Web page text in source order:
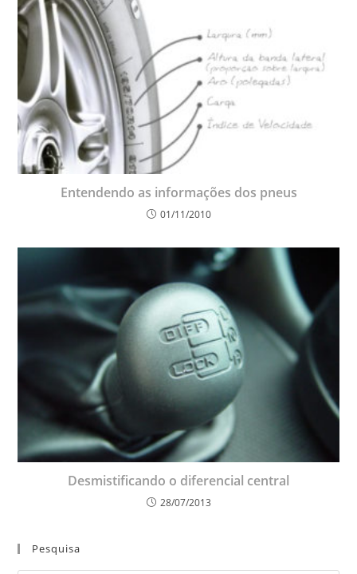
Entendendo as informações dos pneus
01/11/2010
Desmistificando o diferencial central
28/07/2013
Pesquisa